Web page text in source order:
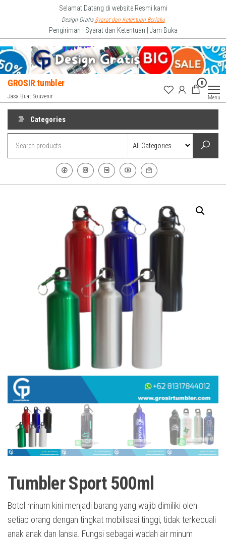
content
Selamat Datang di website Resmi kami
Design Gratis Syarat dan Ketentuan Berlaku
Pengiriman | Syarat dan Ketentuan | Jam Buka
GROSIR tumbler
Jasa Buat Souvenir
0
Menu
Categories
Tumbler Sport 500ml
Botol minum kini menjadi barang yang wajib dimiliki oleh
setiap orang dengan tingkat mobilisasi tinggi, tidak terkecuali
anak anak dan lansia. Fungsi sebagai wadah air minum